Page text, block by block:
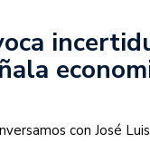
con José